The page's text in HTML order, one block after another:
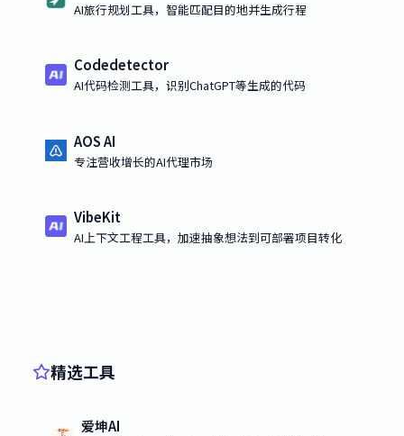
AI旅行规划工具，智能匹配目的地并生成行程
Codedetector
AI代码检测工具，识别ChatGPT等生成的代码
AOS AI
专注营收增长的AI代理市场
VibeKit
AI上下文工程工具，加速抽象想法到可部署项目转化
精选工具
爱坤AI